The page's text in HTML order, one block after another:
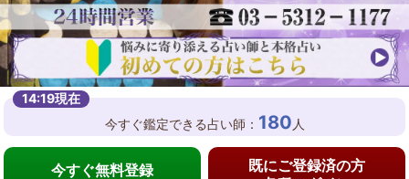
今すぐ鑑定できる占い師： 180 人
今すぐ無料登録
既にご登録済の方